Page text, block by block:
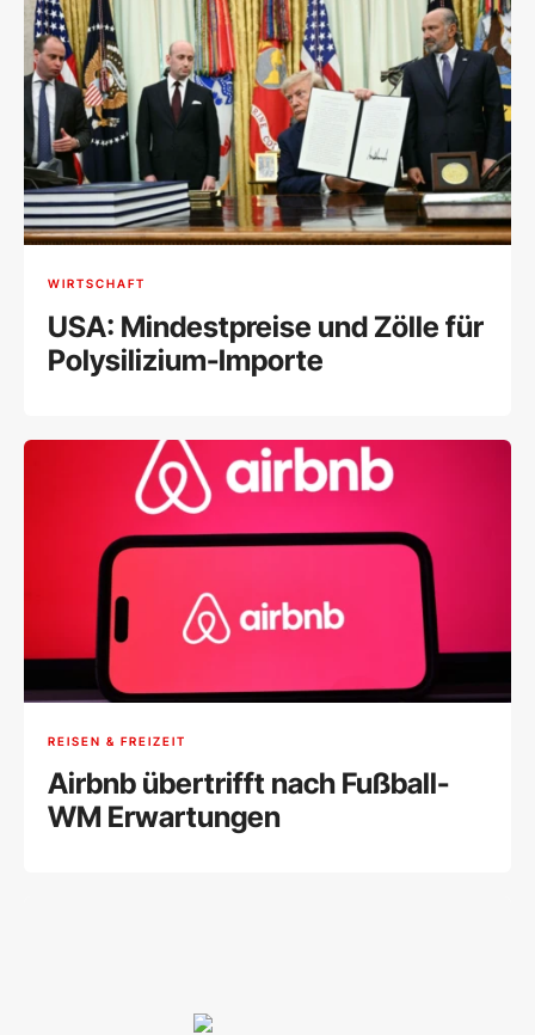
WIRTSCHAFT
USA: Mindestpreise und Zölle für
Polysilizium-Importe
REISEN & FREIZEIT
Airbnb übertrifft nach Fußball-
WM Erwartungen